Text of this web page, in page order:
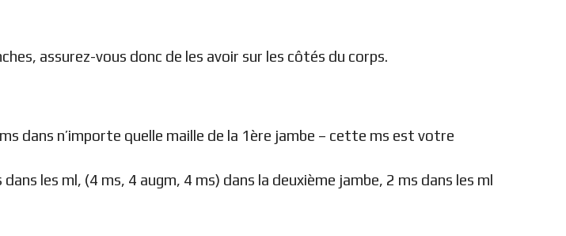
assurez-vous donc de les avoir sur les côtés du corps.
dans n’importe quelle maille de la 1ère jambe – cette ms est votre
les ml, (4 ms, 4 augm, 4 ms) dans la deuxième jambe, 2 ms dans les ml